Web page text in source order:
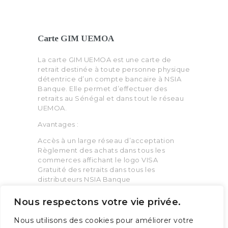
Nous respectons votre vie privée.
Nous utilisons des cookies pour améliorer votre
Carte GIM UEMOA
La carte GIM UEMOA est une carte de
retrait destinée à toute personne physique
détentrice d’un compte bancaire à NSIA
Banque. Elle permet d’effectuer des
retraits au Sénégal et dans tout le réseau
UEMOA.
Avantages :
Accès à un large réseau d’acceptation
Règlement des achats dans tous les
commerces affichant le logo VISA
Gratuité des retraits dans tous les
distributeurs NSIA Banque
Comment obtenir sa carte ?
Rendez-vous dans l’une de nos agences à